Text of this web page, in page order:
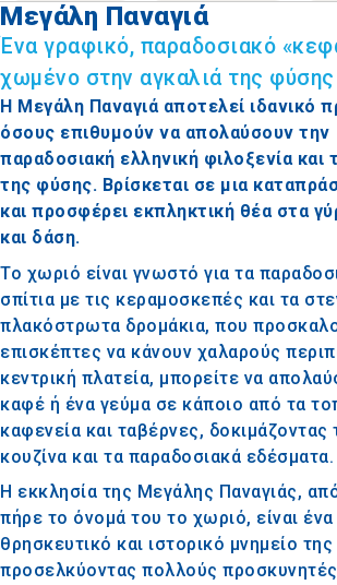
Μεγάλη Παναγιά
Ένα γραφικό, παραδοσιακό
χωμένο στην αγκαλιά της φύσης
Η Μεγάλη Παναγιά αποτελεί ιδανικό
όσους επιθυμούν να απολαύσουν την
παραδοσιακή ελληνική φιλοξενία και
της φύσης. Βρίσκεται σε μια
και προσφέρει εκπληκτική θέα στα
και δάση.
Το χωριό είναι γνωστό για τα
σπίτια με τις κεραμοσκεπές και τα
πλακόστρωτα δρομάκια, που
επισκέπτες να κάνουν χαλαρούς
κεντρική πλατεία, μπορείτε να
καφέ ή ένα γεύμα σε κάποιο από τα
καφενεία και ταβέρνες, δοκιμάζοντας
κουζίνα και τα παραδοσιακά εδέσματα.
Η εκκλησία της Μεγάλης Παναγιάς,
πήρε το όνομά του το χωριό, είναι ένα
θρησκευτικό και ιστορικό μνημείο
προσελκύοντας πολλούς προσκυνητές